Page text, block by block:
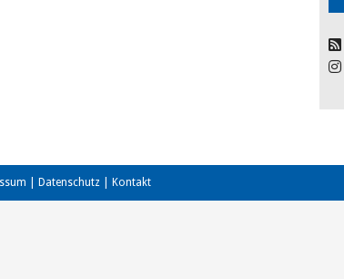
Datenschutz Kontakt